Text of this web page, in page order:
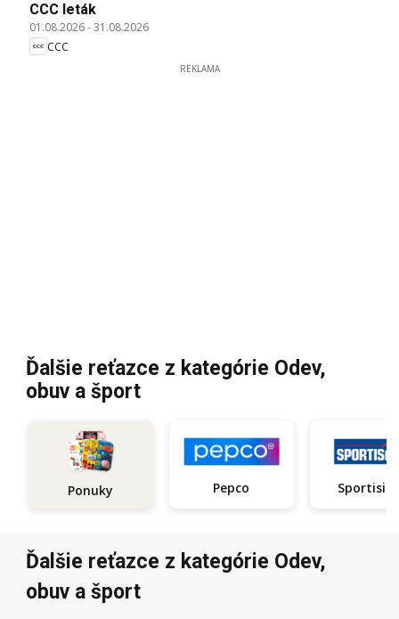
CCC leták
01.08.2026-31.08.2026
CCC
REKLAMA
Ďalšie reťazce z kategórie Odev,
obuv a šport
Ponuky Pepco
Ďalšie reťazce z kategórie Odev,
obuv a šport